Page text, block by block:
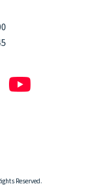
Reserved.